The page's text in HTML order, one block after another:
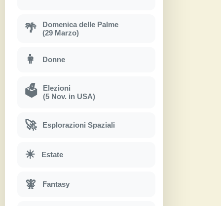
🌴
Domenica delle Palme
(29 Marzo)
👩 Donne
🗳
Elezioni
(5 Nov. in USA)
🚀 Esplorazioni Spaziali
☀ Estate
🧚 Fantasy